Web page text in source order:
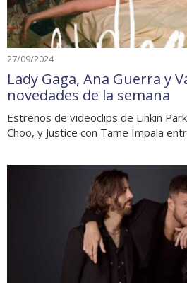
27/09/2024
Lady Gaga, Ana Guerra y
novedades de la semana
Estrenos de videoclips de Linkin
Choo, y Justice con Tame Impala